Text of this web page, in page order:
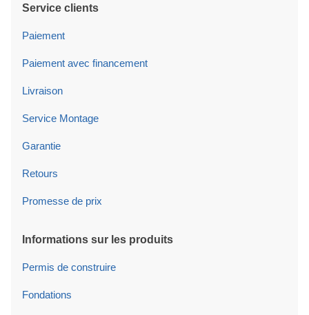
Service clients
Paiement
Paiement avec financement
Livraison
Service Montage
Garantie
Retours
Promesse de prix
Informations sur les produits
Permis de construire
Fondations